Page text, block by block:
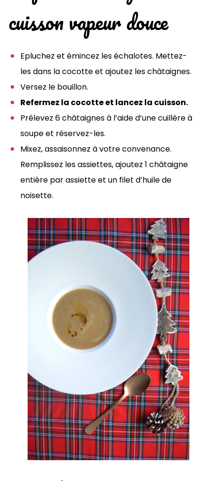
cuisson vapeur douce
Epluchez et émincez les échalotes. Mettez-
les dans la cocotte et ajoutez les châtaignes.
Versez le bouillon.
Refermez la cocotte et lancez la cuisson.
Prélevez 6 châtaignes à l’aide d’une cuillère à
soupe et réservez-les.
Mixez, assaisonnez à votre convenance.
Remplissez les assiettes, ajoutez 1 châtaigne
entière par assiette et un filet d’huile de
noisette.